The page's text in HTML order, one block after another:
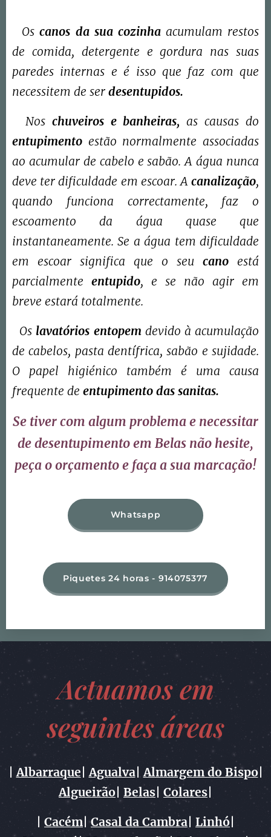
Oscanos da sua cozinhaacumulam restos
de comida, detergente e gordura nas suas
paredes internas e é isso que faz com que
necessitem de ser desentupidos.
Nos chuveiros e banheiras, as causas do
entupimento estão normalmente associadas
ao acumular de cabelo e sabão. A água nunca
deve ter dificuldade em escoar. A canalização,
quando funciona correctamente, faz o
escoamento da água quase que
instantaneamente. Se a água tem dificuldade
em escoar significa que o seu cano está
parcialmente entupido, e se não agir em
breve estará totalmente.
Os lavatórios entopemdevido à acumulação
de cabelos, pasta dentífrica, sabão e sujidade.
O papel higiénico também é uma causa
frequente de entupimento das sanitas.
Se tiver com algum problema e necessitar
de desentupimento em Belas não hesite,
peça o orçamento e faça a sua marcação!
Whatsapp
Piquetes 24 horas - 914075377
Actuamos em
seguintes áreas
|Albarraque |Agualva|Almargem do Bispo|
Algueirão Belas Colares
Cacém |Casal da Cambra Linhó